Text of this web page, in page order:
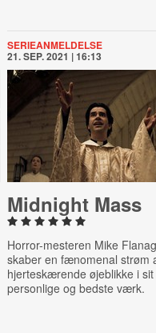
SERIEANMELDELSE
21. SEP. 2021 | 16:13
Midnight Mass
Horror-mesteren Mike
skaber en fænomenal strøm
hjerteskærende øjeblikke i
personlige og bedste værk.